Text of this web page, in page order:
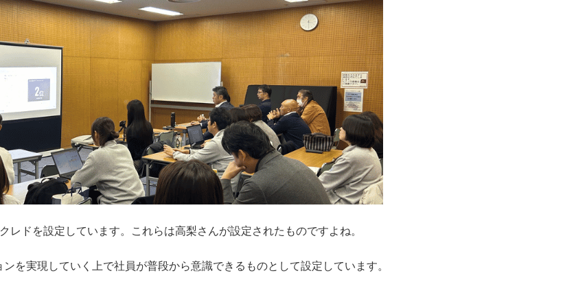
レドを設定しています。これらは高梨さんが設定されたものですよね。
を実現していく上で社員が普段から意識できるものとして設定しています。